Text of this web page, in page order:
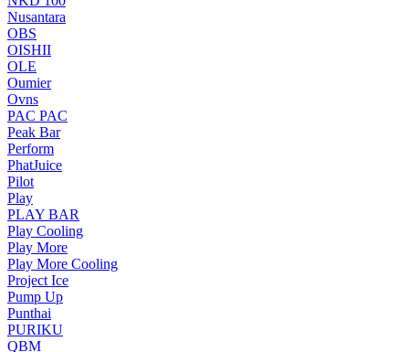
Nusantara
OBS
OISHII
OLE
Oumier
Ovns
PAC PAC
Peak Bar
Perform
PhatJuice
Pilot
Play
PLAY BAR
Play Cooling
Play More
Play More Cooling
Project Ice
Pump Up
Punthai
PURIKU
QBM